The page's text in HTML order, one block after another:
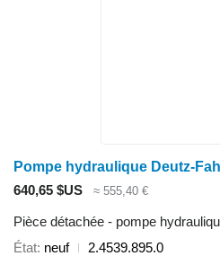
640,65 $US ≈ 555,40 €
Pièce détachée - pompe
État neuf 2.4539.895.0